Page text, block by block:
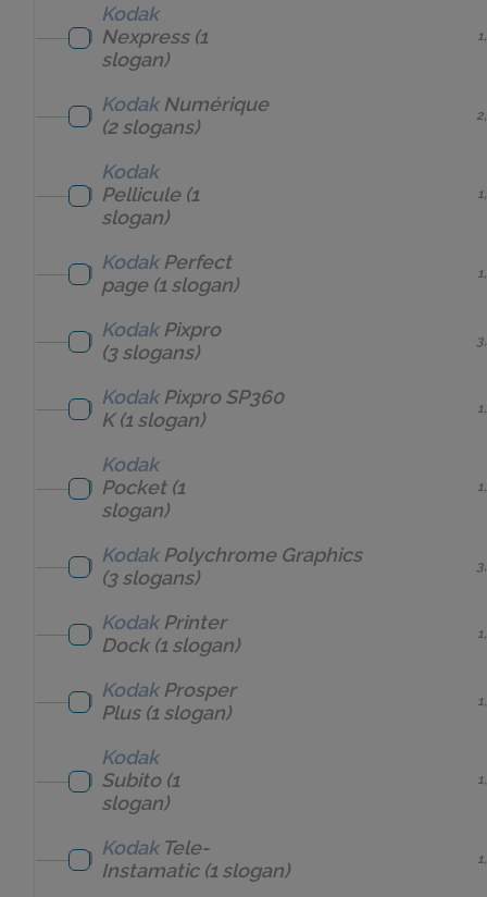
Kodak
Nexpress(1
slogan)
Kodak Numérique
(2 slogans)
Kodak
Pellicule(1
slogan)
Kodak Perfect
page(1 slogan)
Kodak Pixpro
(3 slogans)
Kodak Pixpro SP360
K(1 slogan)
Kodak
Pocket(1
slogan)
Kodak Polychrome Graphics
(3 slogans)
Kodak Printer
Dock(1 slogan)
Kodak Prosper
Plus(1 slogan)
Kodak
Subito(1
slogan)
Kodak Tele-
Instamatic(1 slogan)